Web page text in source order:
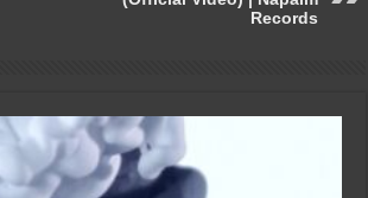
Records